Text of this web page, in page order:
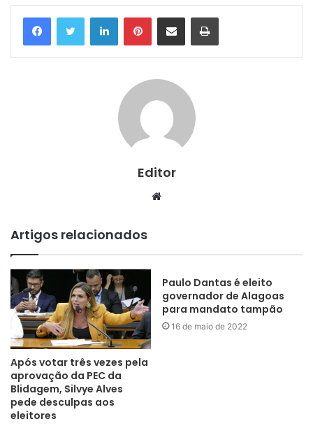
LinkedinPinterestCompartilhar via e-mail Imprimir
Editor
Website
Artigos relacionados
Após votar três vezes pela
aprovação da PEC da
Blidagem, Silvye Alves
pede desculpas aos
eleitores
Paulo Dantas é eleito
governador de Alagoas
para mandato tampão
16 de maio de 2022